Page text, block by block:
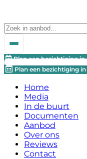
Plan een bezichtiging in
Plan een bezichtiging in
Home
Media
In de buurt
Documenten
Aanbod
Over ons
Reviews
Contact